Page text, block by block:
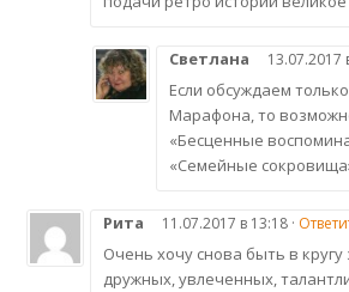
Светлана 13.07.2017
Если обсуждаем
Марафона, то
«Бесценные
«Семейные
Рита 11.07.2017 в 13:18 ·
Очень хочу снова быть в
дружных, увлеченных,